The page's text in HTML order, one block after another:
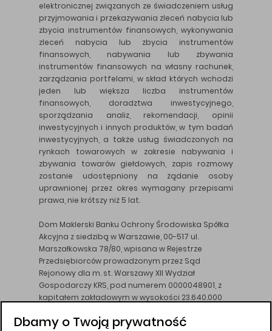
elektronicznej związanych ze świadczeniem usług
przyjmowania i przekazywania zleceń nabycia lub
zbycia instrumentów finansowych, wykonywania
zleceń nabycia lub zbycia instrumentów
finansowych, nabywania lub zbywania
instrumentów finansowych na własny rachunek,
zarządzania portfelami, w skład których wchodzi
jeden lub większa liczba instrumentów
finansowych, doradztwa inwestycyjnego,
sporządzania analiz, rekomendacji, opinii
inwestycyjnych i innych produktów, w tym badań
inwestycyjnych, a także usług świadczonych na
rynkach towarowych w zakresie nabywania i
zbywania towarów giełdowych, zapis rozmowy
zostanie udostępniony na żądanie osoby
uprawnionej przez okres wymagany przepisami
prawa, nie krótszy niż 5 lat.
Dom Maklerski Banku Ochrony Środowiska Spółka
Akcyjna z siedzibą w Warszawie, 00-517 ul.
Marszałkowska 78/80, wpisana w Rejestrze
Przedsiębiorców prowadzonym przez Sąd
Rejonowy dla m. st. Warszawy XII Wydział
Gospodarczy KRS, pod numerem 0000048901, z
kapitałem zakładowym w wysokości 23.640.000
DM BOŚ działa na podstawie zezwolenia KNF z dnia
Dbamy o Twoją prywatność